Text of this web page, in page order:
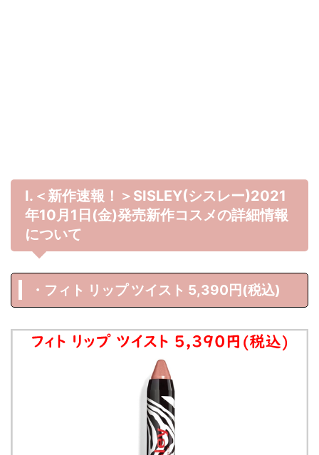
Ⅰ.＜新作速報！＞SISLEY(シスレー)2021
年10月1日(金)発売新作コスメの詳細情報
について
・フィト リップ ツイスト 5,390円(税込)